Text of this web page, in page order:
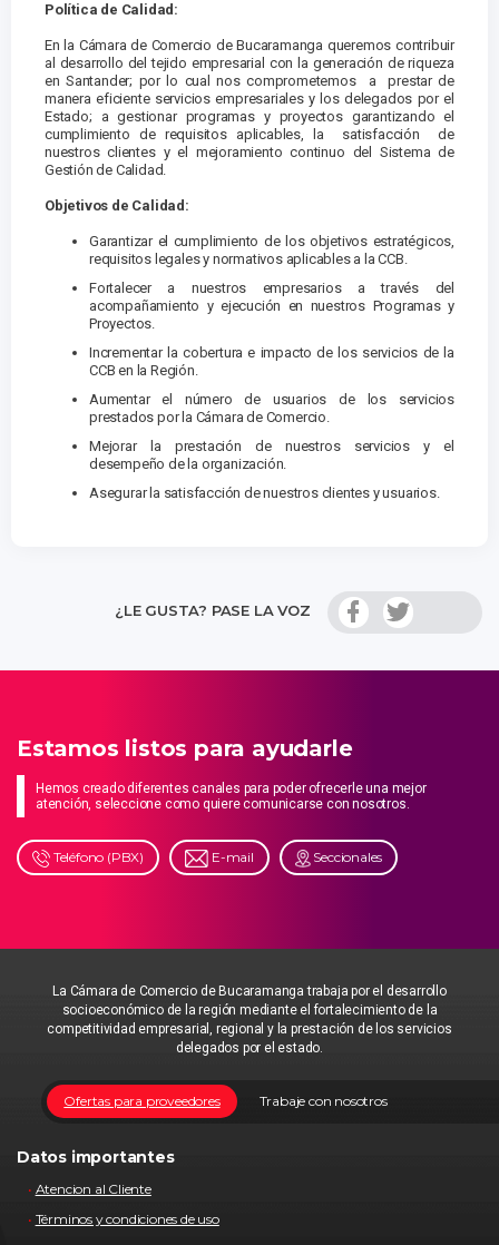
Política de Calidad:
En la Cámara de Comercio de Bucaramanga queremos contribuir
al desarrollo del tejido empresarial con la generación de riqueza
en Santander; por lo cual nos comprometemos a prestar de
manera eficiente servicios empresariales y los delegados por el
Estado; a gestionar programas y proyectos garantizando el
cumplimiento de requisitos aplicables, la satisfacción de
nuestros clientes y el mejoramiento continuo del Sistema de
Gestión de Calidad.
Objetivos de Calidad:
Garantizar el cumplimiento de los objetivos estratégicos,
requisitos legales y normativos aplicables a la CCB.
Fortalecer a nuestros empresarios a través del
acompañamiento y ejecución en nuestros Programas y
Proyectos.
Incrementar la cobertura e impacto de los servicios de la
CCB en la Región.
Aumentar el número de usuarios de los servicios
prestados por la Cámara de Comercio.
Mejorar la prestación de nuestros servicios y el
desempeño de la organización.
Asegurar la satisfacción de nuestros clientes y usuarios.
¿LE GUSTA? PASE LA VOZ
Estamos listos para ayudarle
Hemos creado diferentes canales para poder ofrecerle una mejor
atención, seleccione como quiere comunicarse con nosotros.
Teléfono (PBX) E-mail Seccionales
La Cámara de Comercio de Bucaramanga trabaja por el desarrollo
socioeconómico de la región mediante el fortalecimiento de la
competitividad empresarial, regional y la prestación de los servicios
delegados por el estado.
Trabaje con nosotros
Ofertas para proveedores
Datos importantes
Atencion al Cliente
Términos y condiciones de uso